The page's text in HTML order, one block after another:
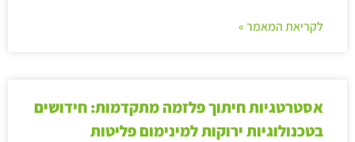
לקריאת המאמר »
אסטרטגיות חיתוך פלזמה מתקדמות: חידושים
בטכנולוגיות ירוקות למינימום פליטות